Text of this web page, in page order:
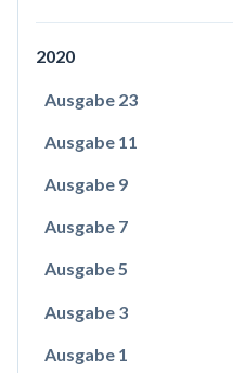
2020
Ausgabe 23
Ausgabe 11
Ausgabe 9
Ausgabe 7
Ausgabe 5
Ausgabe 3
Ausgabe 1